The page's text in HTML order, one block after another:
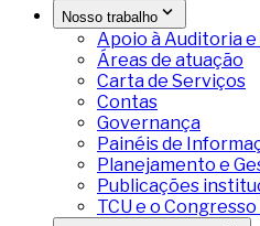
Nosso trabalho
Apoio à Auditoria e
Áreas de atuação
Carta de Serviços
Contas
Governança
Painéis de
Planejamento e
Publicações
TCU e o